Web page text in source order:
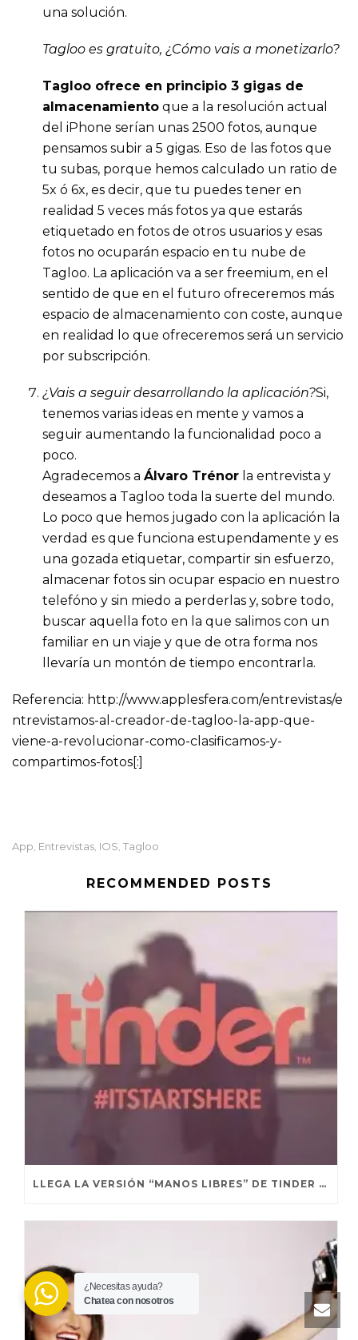
una solución.
Tagloo es gratuito, ¿Cómo vais a monetizarlo?
Tagloo ofrece en principio 3 gigas de
almacenamientoque a la resolución actual
del iPhone serían unas 2500 fotos, aunque
pensamos subir a 5 gigas. Eso de las fotos que
tu subas, porque hemos calculado un ratio de
5x ó 6x, es decir, que tu puedes tener en
realidad 5 veces más fotos ya que estarás
etiquetado en fotos de otros usuarios y esas
fotos no ocuparán espacio en tu nube de
Tagloo. La aplicación va a ser freemium, en el
sentido de que en el futuro ofreceremos más
espacio de almacenamiento con coste, aunque
en realidad lo que ofreceremos será un servicio
por subscripción.
¿Vais a seguir desarrollando la aplicación?Si,
tenemos varias ideas en mente y vamos a
seguir aumentando la funcionalidad poco a
poco.
Agradecemos a Álvaro Trénorla entrevista y
deseamos a Tagloo toda la suerte del mundo.
Lo poco que hemos jugado con la aplicación la
verdad es que funciona estupendamente y es
una gozada etiquetar, compartir sin esfuerzo,
almacenar fotos sin ocupar espacio en nuestro
telefóno y sin miedo a perderlas y, sobre todo,
buscar aquella foto en la que salimos con un
familiar en un viaje y que de otra forma nos
llevaría un montón de tiempo encontrarla.
Referencia: http://www.applesfera.com/entrevistas/e
ntrevistamos-al-creador-de-tagloo-la-app-que-
viene-a-revolucionar-como-clasificamos-y-
compartimos-fotos[:]
App Entrevistas IOS Tagloo
RECOMMENDED POSTS
LLEGA LA VERSIÓN “MANOS LIBRES” DE TINDER PARA QUE SEA EL CORAZÓN QUIEN ELIJA
¿Necesitas ayuda?
Chatea con nosotros